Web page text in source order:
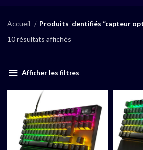
Accueil
Produits identifiés “capteur
10 résultats affichés
Afficher les filtres